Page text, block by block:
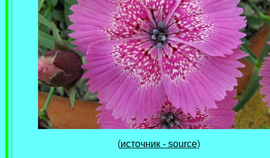
(источник - source)